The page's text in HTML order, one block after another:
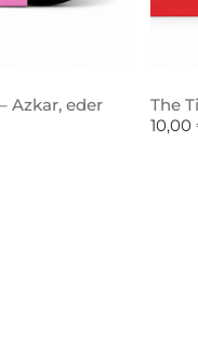
Azkar, eder
The
10,00